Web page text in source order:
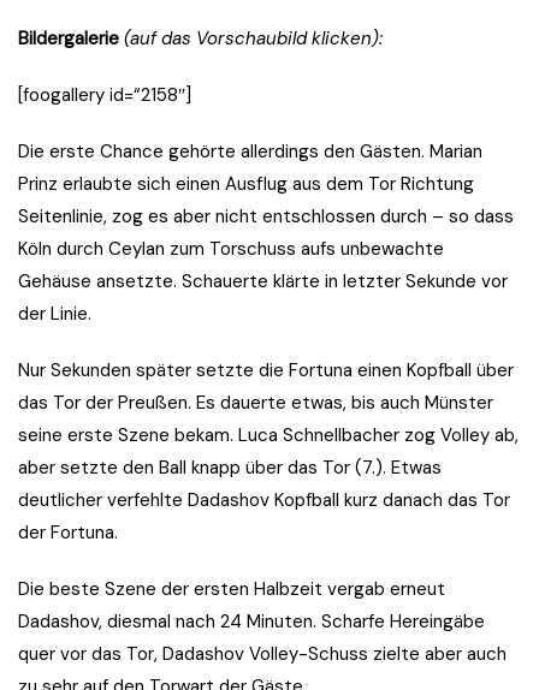
Bildergalerie (auf das Vorschaubild klicken):
[foogallery id=“2158″]
Die erste Chance gehörte allerdings den Gästen. Marian
Prinz erlaubte sich einen Ausflug aus dem Tor Richtung
Seitenlinie, zog es aber nicht entschlossen durch – so dass
Köln durch Ceylan zum Torschuss aufs unbewachte
Gehäuse ansetzte. Schauerte klärte in letzter Sekunde vor
der Linie.
Nur Sekunden später setzte die Fortuna einen Kopfball über
das Tor der Preußen. Es dauerte etwas, bis auch Münster
seine erste Szene bekam. Luca Schnellbacher zog Volley ab,
aber setzte den Ball knapp über das Tor (7.). Etwas
deutlicher verfehlte Dadashov Kopfball kurz danach das Tor
der Fortuna.
Die beste Szene der ersten Halbzeit vergab erneut
Dadashov, diesmal nach 24 Minuten. Scharfe Hereingäbe
quer vor das Tor, Dadashov Volley-Schuss zielte aber auch